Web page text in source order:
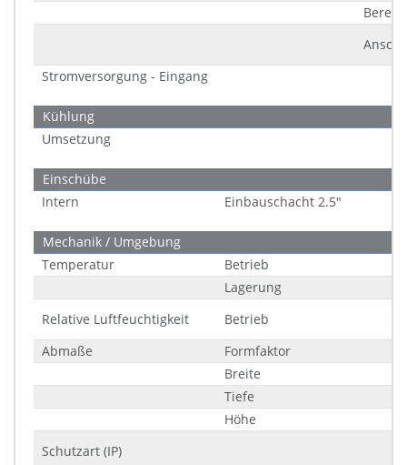
Stromversorgung - Eingang
Kühlung
Umsetzung
Einschübe
Intern
Einbauschacht 2.5"
Mechanik / Umgebung
Temperatur
Betrieb
Lagerung
Relative Luftfeuchtigkeit
Betrieb
Abmaße
Formfaktor
Breite
Tiefe
Höhe
Schutzart (IP)